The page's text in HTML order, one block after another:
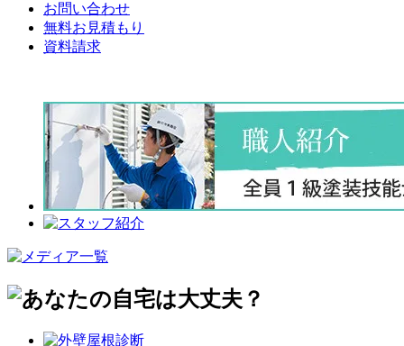
お問い合わせ
無料お見積もり
資料請求